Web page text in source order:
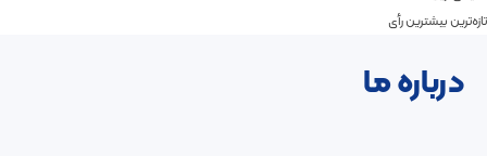
تازه‌ترینبیشترین رأی
درباره ما